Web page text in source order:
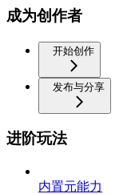
成为创作者
开始创作
发布与分享
进阶玩法
内置元能力